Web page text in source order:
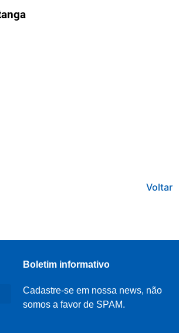
Voltar
Boletim informativo
Cadastre-se em nossa news, não
somos a favor de SPAM.